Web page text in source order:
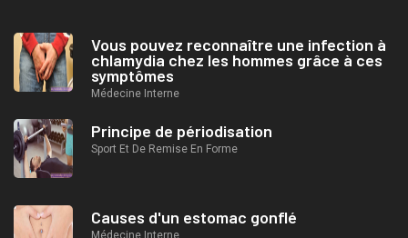
Vous pouvez reconnaître une infection à
chlamydia chez les hommes grâce à ces
symptômes
Médecine Interne
Principe de périodisation
Sport Et De Remise En Forme
Causes d'un estomac gonflé
Médecine Interne